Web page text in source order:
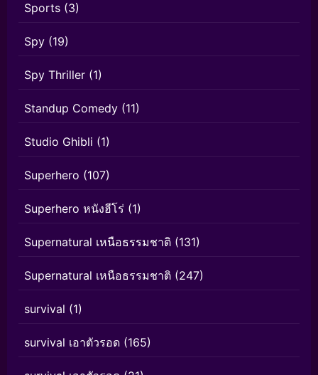
Sports (3)
Spy (19)
Spy Thriller (1)
Standup Comedy (11)
Studio Ghibli (1)
Superhero (107)
Superhero หนังฮีโร่ (1)
Supernatural เหนือธรรมชาติ (131)
Supernatural เหนือธรรมชาติ (247)
survival (1)
survival เอาตัวรอด (165)